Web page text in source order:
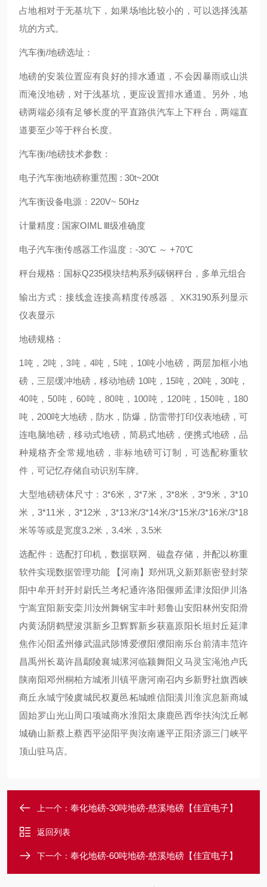
占地相对于无基坑下，如果场地比较小的，可以选择浅基
坑的方式。
汽车衡/地磅选址：
地磅的安装位置应有良好的排水通道，不会因暴雨或山洪
而淹没地磅，对于浅基坑，更应设置排水通道。另外，地
磅两端必须有足够长度的平直路供汽车上下秤台，两端直
道要至少等于秤台长度。
汽车衡/地磅技术参数：
电子汽车衡地磅称重范围 : 30t~200t
汽车衡设备电源：220V~ 50Hz
计量精度 : 国家OIML Ⅲ级准确度
电子汽车衡传感器工作温度：-30℃ ～ +70℃
秤台规格：国标Q235模块结构系列碳钢秤台，多单元组合
输出方式：接线盒连接高精度传感器 、XK3190系列显示
仪表显示
地磅规格：
1吨，2吨，3吨，4吨，5吨，10吨小地磅，两层加框小地
磅，三层缓冲地磅，移动地磅 10吨，15吨，20吨，30吨，
40吨，50吨，60吨，80吨，100吨，120吨，150吨，180
吨，200吨大地磅，防水，防爆，防雷带打印仪表地磅，可
连电脑地磅，移动式地磅，简易式地磅，便携式地磅，品
种规格齐全常规地磅，非标地磅可订制，可选配称重软
件，可记忆存储自动识别车牌。
大型地磅磅体尺寸：3*6米，3*7米，3*8米，3*9米，3*10
米，3*11米，3*12米，3*13米/3*14米/3*15米/3*16米/3*18
米等等或是宽度3.2米，3.4米，3.5米
选配件：选配打印机，数据联网、磁盘存储，并配以称重
软件实现数据管理功能 【河南】郑州巩义新郑新密登封荥
阳中牟开封开封尉氏兰考杞通许洛阳偃师孟津汝阳伊川洛
宁嵩宜阳新安栾川汝州舞钢宝丰叶郏鲁山安阳林州安阳滑
内黄汤阴鹤壁浚淇新乡卫辉辉新乡获嘉原阳长垣封丘延津
焦作沁阳孟州修武温武陟博爱濮阳濮阳南乐台前清丰范许
昌禹州长葛许昌鄢陵襄城漯河临颍舞阳义马灵宝渑池卢氏
陕南阳邓州桐柏方城淅川镇平唐河南召内乡新野社旗西峡
商丘永城宁陵虞城民权夏邑柘城睢信阳潢川淮滨息新商城
固始罗山光山周口项城商水淮阳太康鹿邑西华扶沟沈丘郸
城确山新蔡上蔡西平泌阳平舆汝南遂平正阳济源三门峡平
顶山驻马店。
上一个： 奉化地磅-30吨地磅-慈溪地磅【佳宜电子】
返回列表
下一个： 奉化地磅-60吨地磅-慈溪地磅【佳宜电子】